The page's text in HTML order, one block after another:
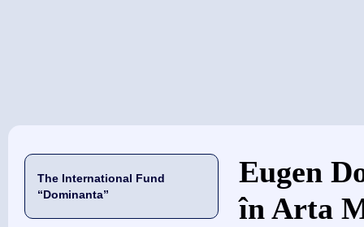
The International Fund
“Dominanta”
当前位置
Eugen
în Arta